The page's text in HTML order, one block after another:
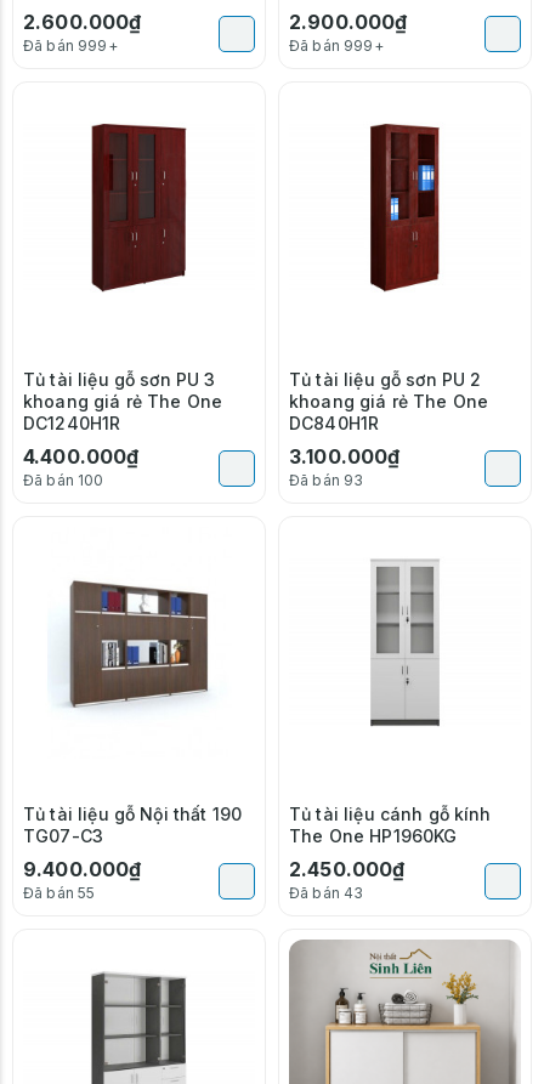
2.600.000₫
Đã bán 999+
2.900.000₫
Đã bán 999+
Tủ tài liệu gỗ sơn PU 3
khoang giá rẻ The One
DC1240H1R
4.400.000₫
Đã bán 100
Tủ tài liệu gỗ sơn PU 2
khoang giá rẻ The One
DC840H1R
3.100.000₫
Đã bán 93
Tủ tài liệu gỗ Nội thất 190
TG07-C3
9.400.000₫
Đã bán 55
Tủ tài liệu cánh gỗ kính
The One HP1960KG
2.450.000₫
Đã bán 43